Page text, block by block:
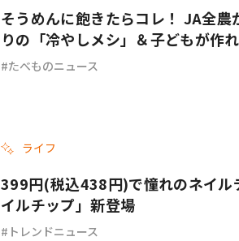
そうめんに飽きたらコレ！ JA全
りの「冷やしメシ」＆子どもが作
チ」各3選
たべものニュース
ライフ
399円(税込438円)で憧れのネイ
イルチップ」新登場
トレンドニュース